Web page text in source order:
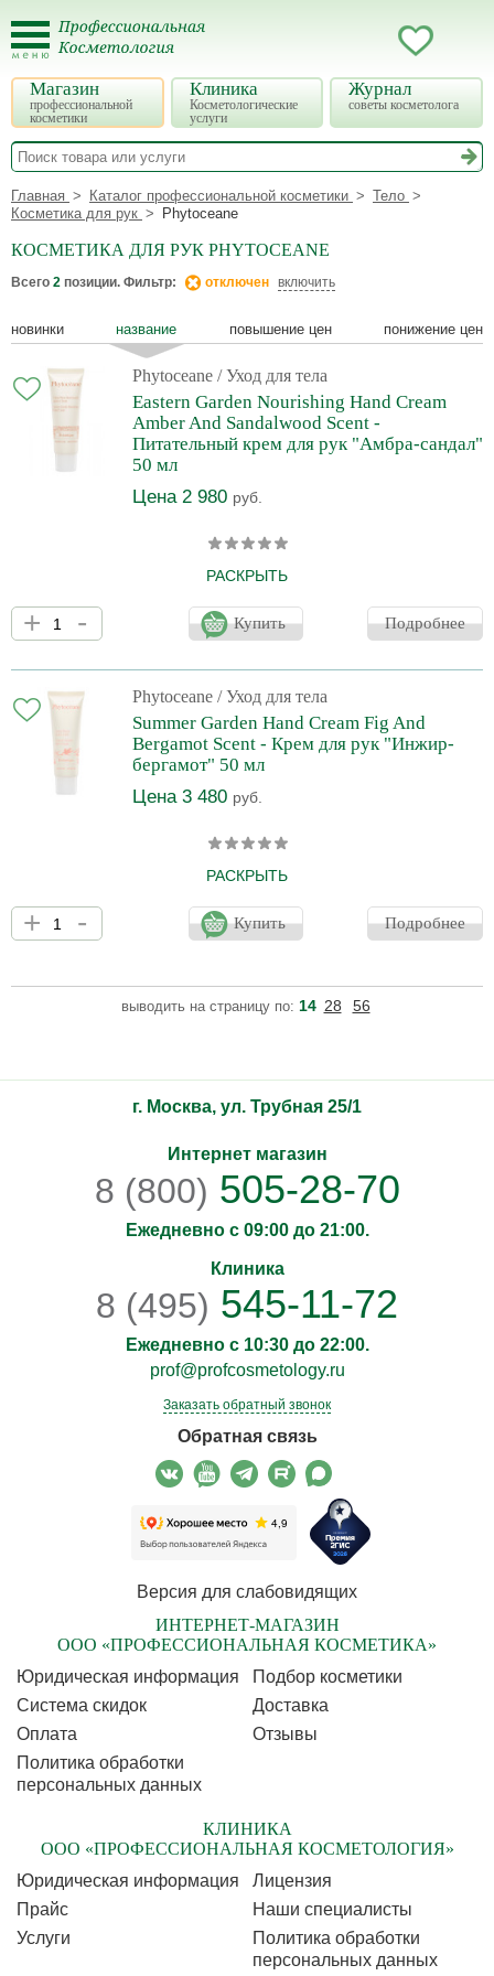
Магазин
профессиональной
косметики
Клиника
Косметологические
услуги
Журнал
советы косметолога
Главная Каталог профессиональной косметики
Тело
Косметика для рук
Phytoceane
КОСМЕТИКА ДЛЯ РУК PHYTOCEANE
Всего 2 позиции. Фильтр: отключен включить
новинки название повышение цен понижение цен
Phytoceane / Уход для тела
Eastern Garden Nourishing Hand Cream
Amber And Sandalwood Scent -
Питательный крем для рук "Амбра-сандал"
50 мл
Цена 2 980 руб.
РАСКРЫТЬ
Сливочный крем-бальзам для рук, богатый маслом ши и
маслом макадамии, мгновенно увлажняет, питает и защищает
руки от вредного воздействия. Оставляет после себя пряный
рубенс обладает антиоксидантными свойствами, помогает
увлажнять кожу, стимулирует производство коллагена и
защищает от вредного воздействия окружающей среды.
+ - Купить Подробнее
Phytoceane / Уход для тела
Summer Garden Hand Cream Fig And
Bergamot Scent - Крем для рук "Инжир-
бергамот" 50 мл
Цена 3 480 руб.
РАСКРЫТЬ
Сливочный крем-бальзам для рук, богатый маслом ши и
маслом макадамии, мгновенно увлажняет, питает и защищает
руки от вредного воздействия. Оставляет после себя пряный
увлажнять кожу, стимулирует производство коллагена и
защищает от вредного воздействия окружающей среды.
+ - Купить Подробнее
выводить на страницу по: 14 28 56
г. Москва, ул. Трубная 25/1
Интернет магазин
8 (800) 505-28-70
Ежедневно с 09:00 до 21:00.
Клиника
8 (495) 545-11-72
Ежедневно с 10:30 до 22:00.
prof@profcosmetology.ru
Заказать обратный звонок
Обратная связь
Версия для слабовидящих
ИНТЕРНЕТ-МАГАЗИН
ООО «ПРОФЕССИОНАЛЬНАЯ КОСМЕТИКА»
Юридическая информация
Подбор косметики
Cистема скидок
Доставка
Оплата
Отзывы
Политика обработки
персональных данных
КЛИНИКА
ООО «ПРОФЕССИОНАЛЬНАЯ КОСМЕТОЛОГИЯ»
Юридическая информация
Лицензия
Прайс
Наши специалисты
Услуги
Политика обработки
персональных данных